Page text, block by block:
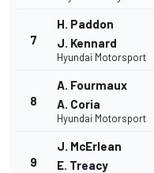
7
H. Paddon
J. Kennard
Hyundai Motorsport
8
A. Fourmaux
A. Coria
Hyundai Motorsport
9
J. McErlean
E. Treacy